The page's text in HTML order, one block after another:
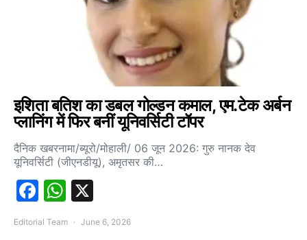
इशिता बतिश का डबल गोल्डन कमाल, एम.टेक अर्बन
प्लानिंग में फिर बनीं यूनिवर्सिटी टॉपर
दैनिक खबरनामा/ब्यूरो/मोहाली/ 06 जून 2026: गुरु नानक देव
यूनिवर्सिटी (जीएनडीयू), अमृतसर की…
Facebook
WhatsApp
Editorial Team June 6, 2026